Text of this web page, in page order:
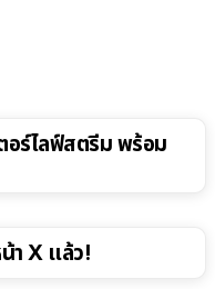
อร์ไลฟ์สตรีม พร้อม
า X แล้ว!